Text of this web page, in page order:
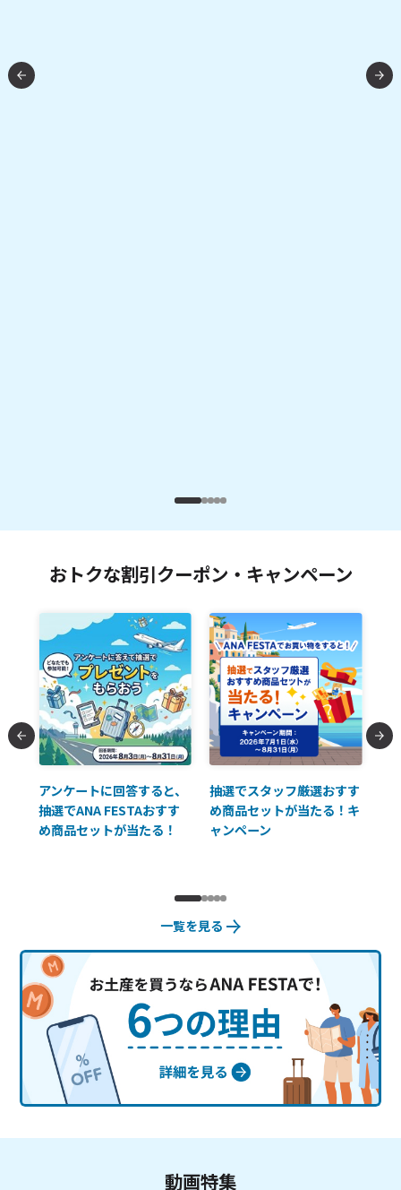
おトクな割引クーポン・キャンペーン
アンケートに回答すると、
抽選でANA FESTAおすす
め商品セットが当たる！
抽選でスタッフ厳選おすす
め商品セットが当たる！キ
ャンペーン
一覧を見る
動画特集